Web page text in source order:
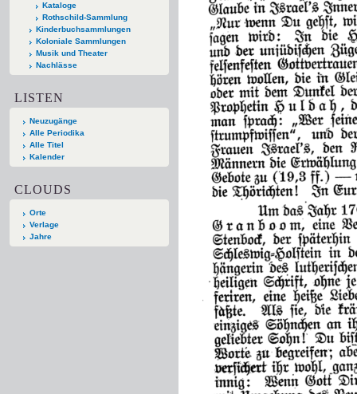
Kataloge
Rothschild-Sammlung
Kinderbuchsammlungen
Koloniale Sammlungen
Musik und Theater
Nachlässe
LISTEN
Neuzugänge
Alle Periodika
Alle Titel
Kalender
CLOUDS
Orte
Verlage
Jahre